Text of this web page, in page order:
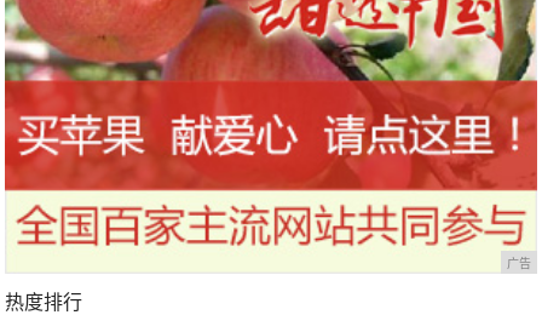
广告
热度排行